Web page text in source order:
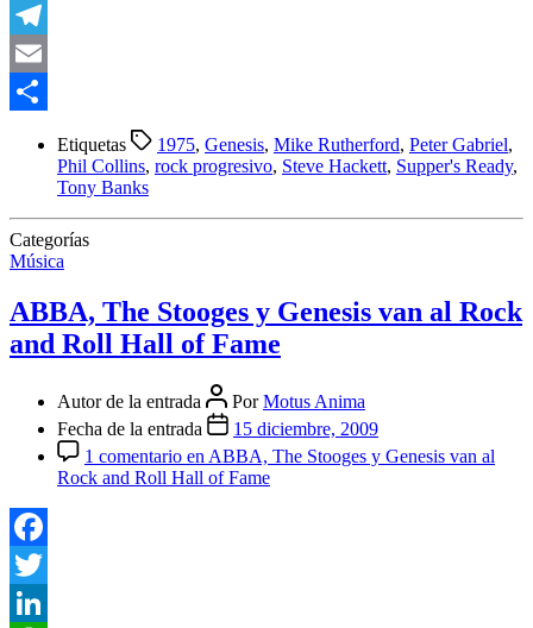
WhatsApp
Telegram
Email
Etiquetas 1975, Genesis, Mike Rutherford, Peter Gabriel,
Phil Collins, rock progresivo, Steve Hackett, Supper's Ready,
Tony Banks
Categorías
Música
ABBA, The Stooges y Genesis van al Rock
and Roll Hall of Fame
Autor de la entrada PorMotus Anima
Fecha de la entrada
15 diciembre, 2009
1 comentario en ABBA, The Stooges y Genesis van al
Rock and Roll Hall of Fame
Facebook
Twitter